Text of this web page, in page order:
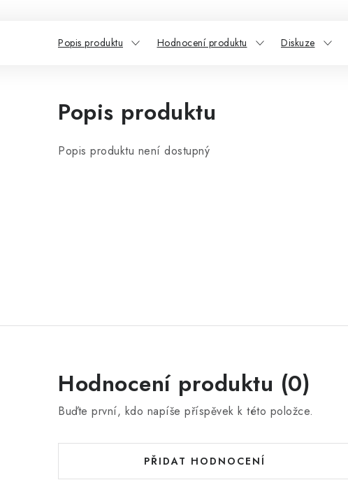
Popis produktu Hodnocení produktu Diskuze
Popis produktu
Popis produktu není dostupný
Hodnocení produktu (0)
Buďte první, kdo napíše příspěvek k této položce.
PŘIDAT HODNOCENÍ